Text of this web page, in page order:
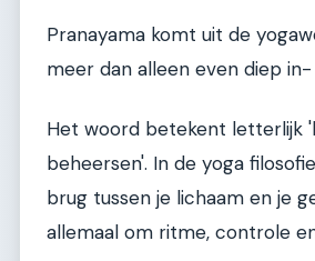
Pranayama komt uit de
meer dan alleen even diep
Het woord betekent letterlijk
beheersen'. In de yoga
brug tussen je lichaam en je
allemaal om ritme, controle